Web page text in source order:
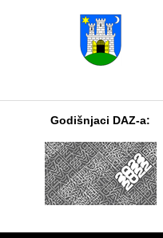
Godišnjaci DAZ-a: